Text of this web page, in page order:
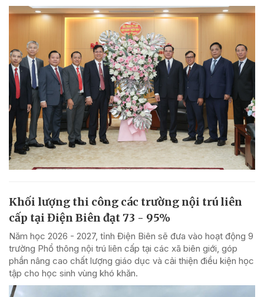
Khối lượng thi công các trường nội trú liên
cấp tại Điện Biên đạt 73 - 95%
Năm học 2026 - 2027, tỉnh Điện Biên sẽ đưa vào hoạt động 9
trường Phổ thông nội trú liên cấp tại các xã biên giới, góp
phần nâng cao chất lượng giáo dục và cải thiện điều kiện học
tập cho học sinh vùng khó khăn.